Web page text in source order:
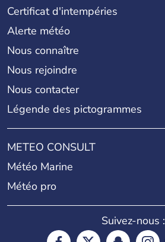
Certificat d'intempéries
Alerte météo
Nous connaître
Nous rejoindre
Nous contacter
Légende des pictogrammes
METEO CONSULT
Météo Marine
Météo pro
Suivez-nous :